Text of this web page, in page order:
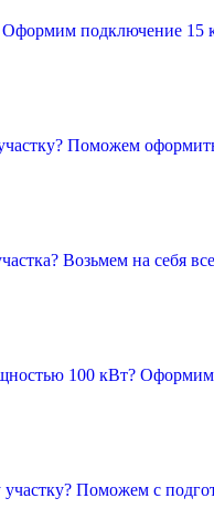
Оформим подключение
Поможем
Возьмем на себя
100 кВт?
Поможем с